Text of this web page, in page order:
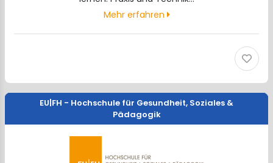
Mehr erfahren
EU|FH - Hochschule für Gesundheit, Soziales &
Pädagogik